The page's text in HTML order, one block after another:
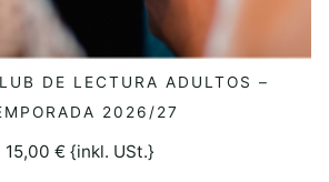
SELECCIONAR OPCIONES
DE LECTURA ADULTOS –
2026/27
15,00 € {inkl. USt.}